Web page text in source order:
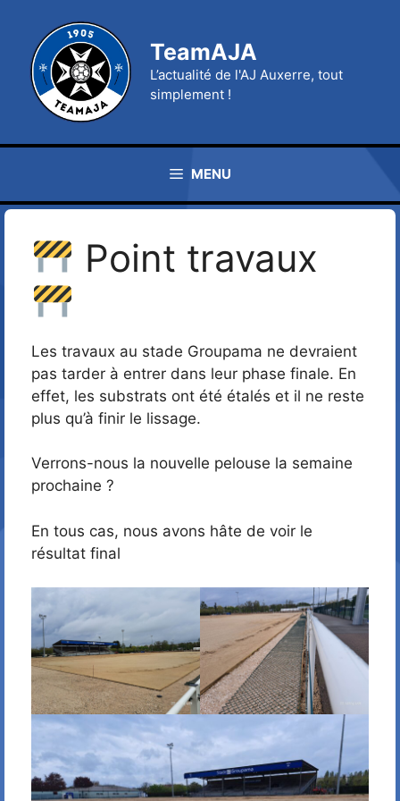
contenu
TeamAJA
L’actualité de l'AJ Auxerre, tout
simplement !
MENU
Point travaux
Les travaux au stade Groupama ne devraient
pas tarder à entrer dans leur phase finale. En
effet, les substrats ont été étalés et il ne reste
plus qu’à finir le lissage.
Verrons-nous la nouvelle pelouse la semaine
prochaine ?
En tous cas, nous avons hâte de voir le
résultat final